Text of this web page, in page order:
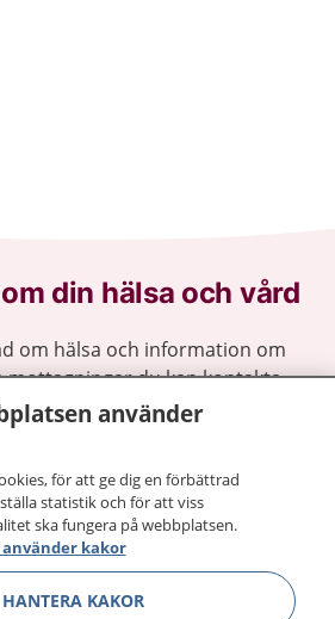
din hälsa och vård
om hälsa och information om
mottagningar du kan kontakta.
din journal och göra dina
1177 för
du vill må bättre.
använder
för att ge dig en förbättrad
statistik och för att viss
ska fungera på webbplatsen.
kakor
HANTERA KAKOR